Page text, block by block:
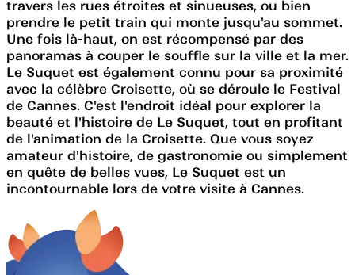
travers les rues étroites et sinueuses, ou bien
prendre le petit train qui monte jusqu'au sommet.
Une fois là-haut, on est récompensé par des
panoramas à couper le souffle sur la ville et la mer.
Le Suquet est également connu pour sa proximité
avec la célèbre Croisette, où se déroule le Festival
de Cannes. C'est l'endroit idéal pour explorer la
beauté et l'histoire de Le Suquet, tout en profitant
de l'animation de la Croisette. Que vous soyez
amateur d'histoire, de gastronomie ou simplement
en quête de belles vues, Le Suquet est un
incontournable lors de votre visite à Cannes.